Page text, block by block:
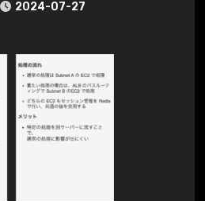
2024-07-27